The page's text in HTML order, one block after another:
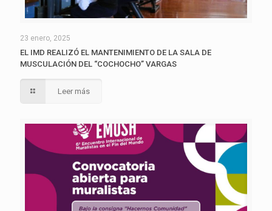
23 enero, 2025
EL IMD REALIZÓ EL MANTENIMIENTO DE LA SALA DE
MUSCULACIÓN DEL “COCHOCHO” VARGAS
Leer más